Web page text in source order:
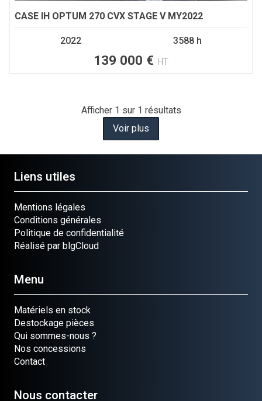
CASE IH OPTUM 270 CVX STAGE V MY2022
2022 3588 h
139 000 € HT
Afficher 1 sur 1 résultats
Voir plus
Liens utiles
Mentions légales
Conditions générales
Politique de confidentialité
Réalisé par blgCloud
Menu
Matériels en stock
Destockage pièces
Qui sommes-nous ?
Nos concessions
Contact
Nous contacter